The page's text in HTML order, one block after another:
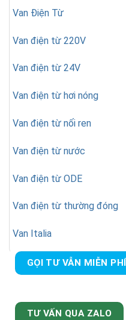
Van Điện Từ
Van điện từ 220V
Van điện từ 24V
Van điện từ hơi nóng
Van điện từ nối ren
Van điện từ nước
Van điện từ ODE
Van điện từ thường đóng
Van Italia
GỌI TƯ VẪN MIỄN PHÍ
TƯ VẤN QUA ZALO